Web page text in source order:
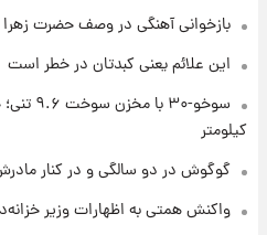
بازخوانی آهنگی در وصف حضرت
این علائم یعنی کبدتان در خطر است
کیلومتر
گوگوش در دو سالگی و در کنار مادرش؛
واکنش همتی به اظهارات وزیر